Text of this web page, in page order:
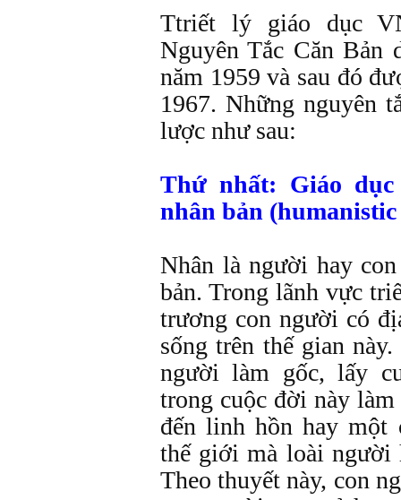
Ttriết lý giáo dục
Nguyên Tắc Căn Bản
năm 1959 và sau đó
1967. Những nguyên
lược như sau:
Thứ nhất: Giáo
nhân bản
Nhân là người hay
bản. Trong lãnh vực
trương con người có
sống trên thế gian
người làm gốc, lấy
trong cuộc đời này
đến linh hồn hay một
thế giới mà loài người
Theo thuyết này, con